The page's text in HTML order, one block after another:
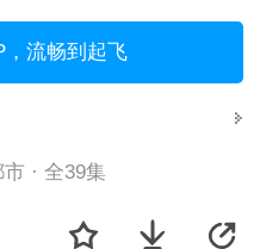
，流畅到起飞
· 全39集